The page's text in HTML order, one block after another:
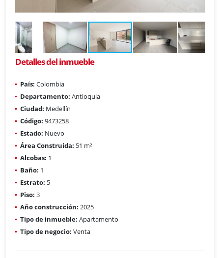
Detalles del inmueble
País: Colombia
Departamento: Antioquia
Ciudad: Medellín
Código: 9473258
Estado: Nuevo
Área Construida: 51 m²
Alcobas: 1
Baño: 1
Estrato: 5
Piso: 3
Año construcción: 2025
Tipo de inmueble: Apartamento
Tipo de negocio: Venta